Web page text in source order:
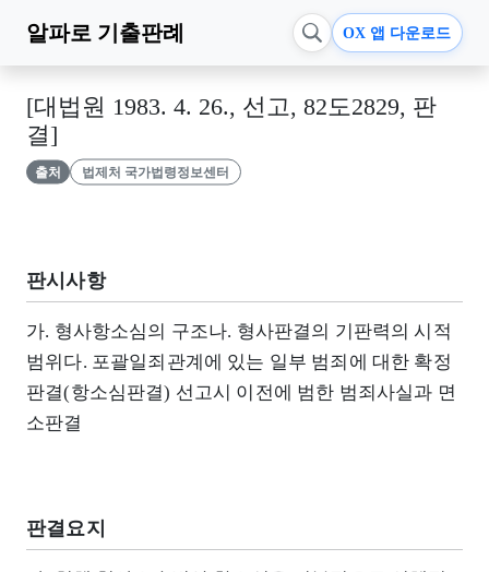
알파로 기출판례 OX 앱 다운로드
[대법원 1983. 4. 26., 선고, 82도2829, 판
결]
출처 법제처 국가법령정보센터
판시사항
가. 형사항소심의 구조나. 형사판결의 기판력의 시적
범위다. 포괄일죄관계에 있는 일부 범죄에 대한 확정
판결(항소심판결) 선고시 이전에 범한 범죄사실과 면
소판결
판결요지